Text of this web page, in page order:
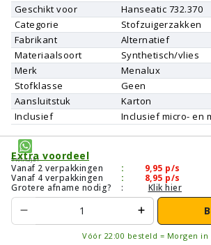
Geschikt voor
Hanseatic 732.370
Categorie
Stofzuigerzakken
Fabrikant
Alternatief
Materiaalsoort
Synthetisch/vlies
Merk
Menalux
Stofklasse
Geen
Aansluitstuk
Karton
Inclusief
Inclusief micro- en
Vraagje?
Extra voordeel
Vanaf 2 verpakkingen : 9,95 p/s
Vanaf 4 verpakkingen
: 8,95 p/s
Grotere afname nodig?
: Klik hier
Vóór 22:00 besteld = Morgen in